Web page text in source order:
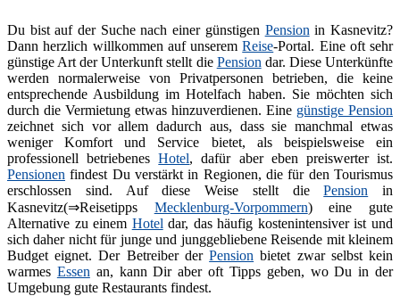
Du bist auf der Suche nach einer günstigen Pension in Kasnevitz?
Dann herzlich willkommen auf unseremReise-Portal. Eine oft sehr
günstige Art der Unterkunft stellt die Pension dar. Diese Unterkünfte
werden normalerweise von Privatpersonen betrieben, die keine
entsprechende Ausbildung im Hotelfach haben. Sie möchten sich
durch die Vermietung etwas hinzuverdienen. Eine günstige Pension
zeichnet sich vor allem dadurch aus, dass sie manchmal etwas
weniger Komfort und Service bietet, als beispielsweise ein
professionell betriebenesHotel, dafür aber eben preiswerter ist.
Pensionen findest Du verstärkt in Regionen, die für den Tourismus
erschlossen sind. Auf diese Weise stellt diePension in
Kasnevitz(⇒Reisetipps Mecklenburg-Vorpommern) eine gute
Alternative zu einem Hotel dar, das häufig kostenintensiver ist und
sich daher nicht für junge und junggebliebene Reisende mit kleinem
Budget eignet. Der Betreiber derPension bietet zwar selbst kein
warmes Essen an, kann Dir aber oft Tipps geben, wo Du in der
Umgebung gute Restaurants findest.